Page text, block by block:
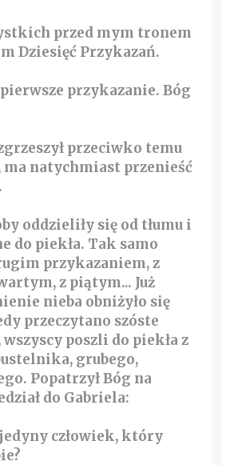
przed mym tronem
Dziesięć Przykazań.
przykazanie. Bóg
przeciwko temu
natychmiast przenieść
oddzieliły się od tłumu i
do piekła. Tak samo
przykazaniem, z
z piątym... Już
nieba obniżyło się
przeczytano szóste
poszli do piekła z
grubego,
Popatrzył Bóg na
do Gabriela:
człowiek, który